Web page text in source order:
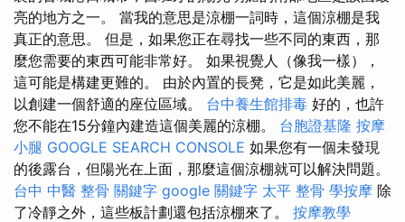
亮的地方之一。 當我的意思是涼棚一詞時，這個涼棚是我
真正的意思。 但是，如果您正在尋找一些不同的東西，那
麼您需要的東西可能非常好。 如果視覺人（像我一樣），
這可能是構建更難的。 由於內置的​​長凳，它是如此美麗，
以創建一個舒適的座位區域。 台中養生館排毒 好的，也許
您不能在15分鐘內建造這個美麗的涼棚。 台胞證基隆 按摩
小腿 GOOGLE SEARCH CONSOLE 如果您有一個未發現
的後露台，但陽光在上面，那麼這個涼棚就可以解決問題。
台中 中醫 整骨 關鍵字 google 關鍵字 太平 整骨 學按摩 除
了冷靜之外，這些板計劃還包括涼棚來了。 按摩教學